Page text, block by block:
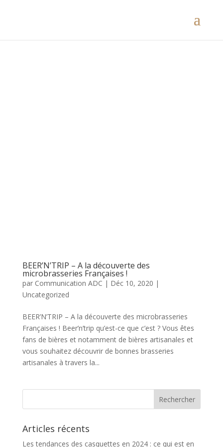
BEER’N’TRIP – A la découverte des
microbrasseries Françaises !
par Communication ADC | Déc 10, 2020 |
Uncategorized
BEER’N’TRIP – A la découverte des microbrasseries
Françaises ! Beer’n’trip qu’est-ce que c’est ? Vous êtes
fans de bières et notamment de bières artisanales et
vous souhaitez découvrir de bonnes brasseries
artisanales à travers la...
Articles récents
Les tendances des casquettes en 2024 : ce qui est en